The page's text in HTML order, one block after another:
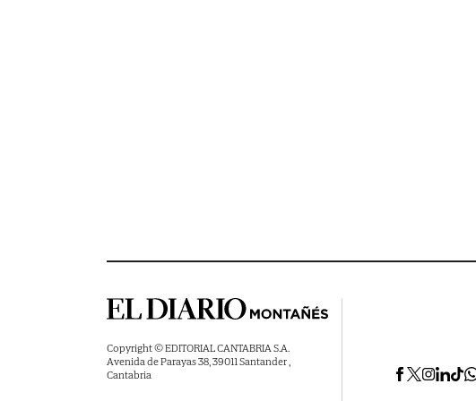
Copyright © EDITORIAL CANTABRIA S.A.
Avenida de Parayas 38, 39011 Santander ,
Cantabria